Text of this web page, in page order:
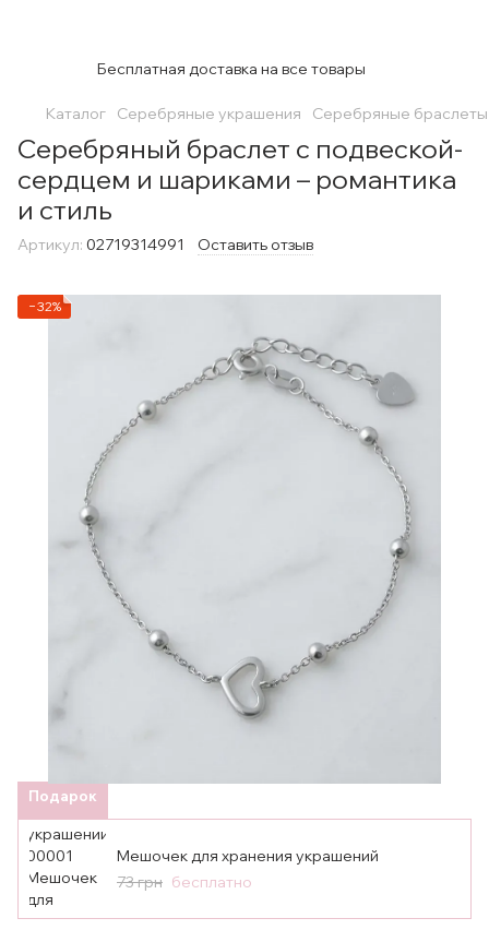
Бесплатная доставка на все товары
Каталог Серебряные украшения Серебряные браслеты
Серебряный браслет с подвеской-
сердцем и шариками – романтика
и стиль
Артикул: 02719314991 Оставить отзыв
−32%
Подарок
Мешочек для хранения украшений
73 грн бесплатно